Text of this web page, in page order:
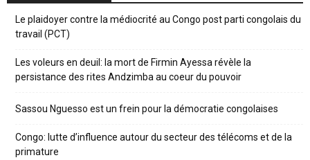
Le plaidoyer contre la médiocrité au Congo post parti congolais du
travail (PCT)
Les voleurs en deuil: la mort de Firmin Ayessa révèle la
persistance des rites Andzimba au coeur du pouvoir
Sassou Nguesso est un frein pour la démocratie congolaises
Congo: lutte d’influence autour du secteur des télécoms et de la
primature